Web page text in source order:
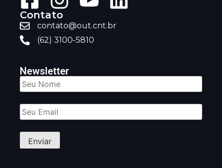
Contato
contato@out.cnt.br
(62) 3100-5810
Newsletter